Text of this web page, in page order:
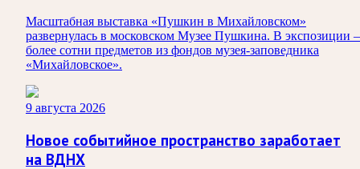
Масштабная выставка «Пушкин в Михайловском»
развернулась в московском Музее Пушкина. В экспозиции
более сотни предметов из фондов музея-заповедника
«Михайловское».
9 августа 2026
Новое событийное пространство заработает
на ВДНХ